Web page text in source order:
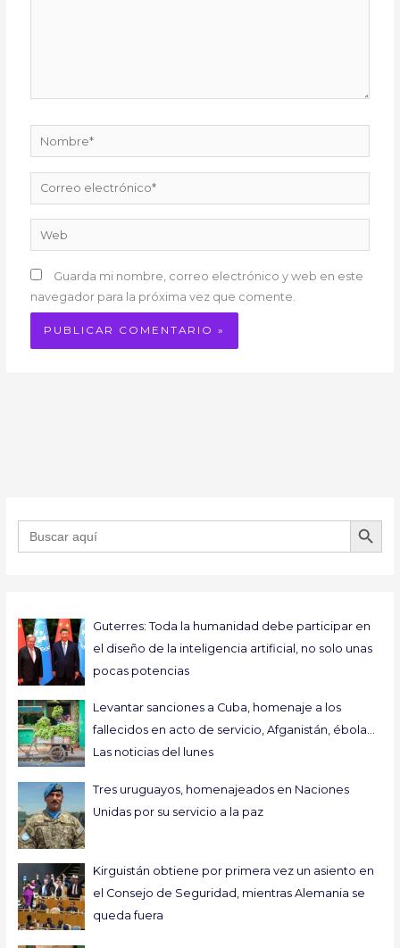
Nombre*
Correo
electrónico*
Web
Guarda mi nombre, correo electrónico y web en este
navegador para la próxima vez que comente.
Buscar: BOTÓN DE
Guterres: Toda la humanidad debe participar en
el diseño de la inteligencia artificial, no solo unas
pocas potencias
Levantar sanciones a Cuba, homenaje a los
fallecidos en acto de servicio, Afganistán, ébola…
Las noticias del lunes
Tres uruguayos, homenajeados en Naciones
Unidas por su servicio a la paz
Kirguistán obtiene por primera vez un asiento en
el Consejo de Seguridad, mientras Alemania se
queda fuera